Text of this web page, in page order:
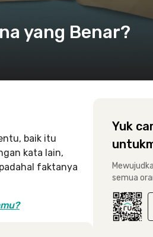
yang Benar?
baik itu
kata lain,
faktanya
Yuk
semua